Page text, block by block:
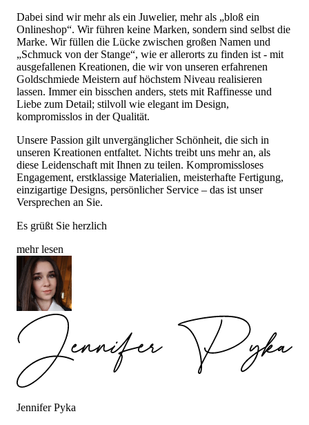
Dabei sind wir mehr als ein Juwelier, mehr als „bloß ein
Onlineshop“. Wir führen keine Marken, sondern sind selbst die
Marke. Wir füllen die Lücke zwischen großen Namen und
„Schmuck von der Stange“, wie er allerorts zu finden ist - mit
ausgefallenen Kreationen, die wir von unseren erfahrenen
Goldschmiede Meistern auf höchstem Niveau realisieren
lassen. Immer ein bisschen anders, stets mit Raffinesse und
Liebe zum Detail; stilvoll wie elegant im Design,
kompromisslos in der Qualität.
Unsere Passion gilt unvergänglicher Schönheit, die sich in
unseren Kreationen entfaltet. Nichts treibt uns mehr an, als
diese Leidenschaft mit Ihnen zu teilen. Kompromissloses
Engagement, erstklassige Materialien, meisterhafte Fertigung,
einzigartige Designs, persönlicher Service – das ist unser
Versprechen an Sie.
Es grüßt Sie herzlich
mehr lesen
Jennifer Pyka